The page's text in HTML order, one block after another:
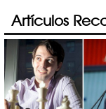
Artículos